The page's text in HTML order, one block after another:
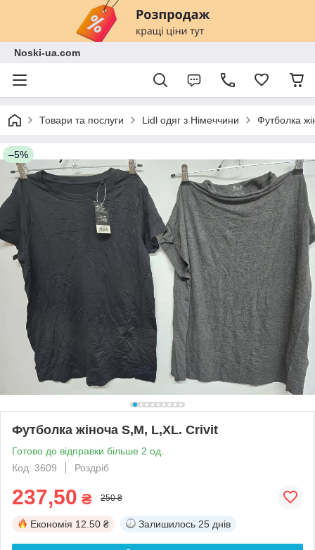
Noski-ua.com
Товари та послуги Lidl одяг з Німеччини Футболка
–5%
Футболка жіноча S,M, L,XL. Crivit
Готово до відправки більше 2 од.
Код: 3609
Роздріб
237,50 ₴ 250 ₴
Економія 12.50 ₴ Залишилось 25 днів